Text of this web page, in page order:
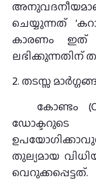
ചെയ്യുന്നത്
കാരണം ഇത്
ലഭിക്കുന്നതിന്
2. തടസ്സ
കോണ്ടം
ഡോക്ടറുടെ
തുല്യമായ
വെറുക്കപ്പെട്ടത്.